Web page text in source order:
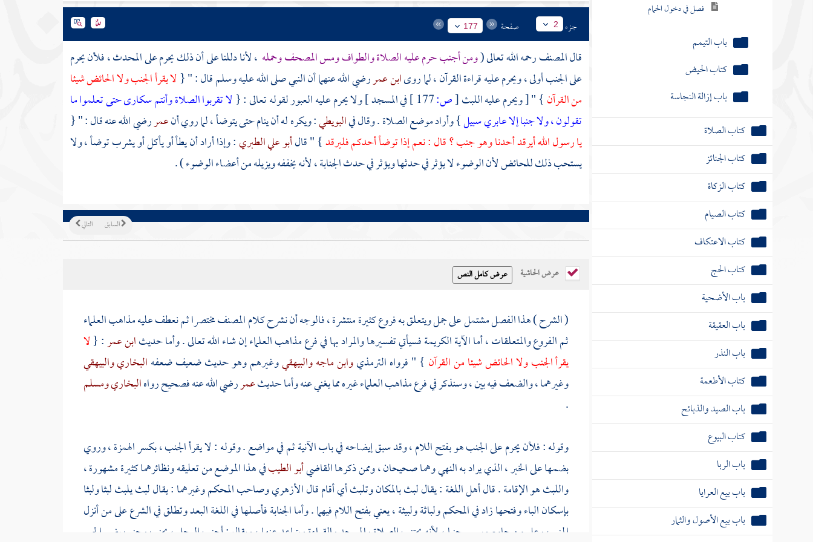
فصل في دخول الحمام
باب التيمم
كتاب الحيض
باب إزالة النجاسة
كتاب الصلاة
كتاب الجنائز
كتاب الزكاة
كتاب الصيام
كتاب الاعتكاف
كتاب الحج
باب الأضحية
باب العقيقة
باب النذر
كتاب الأطعمة
باب الصيد والذبائح
كتاب البيوع
باب الربا
باب بيع العرايا
باب بيع الأصول والثمار
جزء 2 صفحة 177
قالالمصنفرحمه الله تعالى (ومن أجنب حرم عليه الصلاة والطواف ومس المصحف وحمله ، لأنا دللنا على أن ذلك يحرم على المحدث ، فلأن يحرم
على الجنب أولى ، ويحرم عليه قراءة القرآن ، لما روىابن عمررضي الله عنهما أن النبي صلى الله عليه وسلم قال : " {لا يقرأ الجنب ولا الحائض شيئا
من القرآن} " [ ويحرم عليه اللبث[ص: في المسجد ] ولا يحرم عليه العبور لقوله تعالى : {لا تقربوا الصلاة وأنتم سكارى حتى تعلموا ما
تقولون ، ولا جنبا إلا عابري سبيل} وأراد موضع الصلاة . وقال فيالبويطي: ويكره له أن ينام حتى يتوضأ ، لما روي أنعمررضي الله عنه قال : " {
يا رسول الله أيرقد أحدنا وهو جنب ؟ قال : نعم إذا توضأ أحدكم فليرقد} " قالأبو علي الطبري: وإذا أراد أن يطأ أو يأكل أو يشرب توضأ ، ولا
يستحب ذلك للحائض لأن الوضوء لا يؤثر في حدثها ويؤثر في حدث الجنابة ، لأنه يخففه ويزيله من أعضاء الوضوء ) .
التالي السابق
عرض الحاشية
( الشرح ) هذا الفصل مشتمل على جمل ويتعلق به فروع كثيرة منتشرة ، فالوجه أن نشرح كلامالمصنفمختصرا ثم نعطف عليه مذاهب العلماء
ثم الفروع والمتعلقات ، أما الآية الكريمة فسيأتي تفسيرها والمراد بها في فرع مذاهب العلماء إن شاء الله تعالى . وأما حديثابن عمر: {لا
يقرأ الجنب ولا الحائض شيئا من القرآن } " فرواهالترمذيوابن ماجهوالبيهقيوغيرهم وهو حديث ضعيف ضعفهالبخاريوالبيهقي
وغيرهما ، والضعف فيه بين ، وسنذكر في فرع مذاهب العلماء غيره مما يغني عنه وأما حديثعمررضي الله عنه فصحيح رواهالبخاريومسلم
.
وقوله : فلأن يحرم على الجنب هو بفتح اللام ، وقد سبق إيضاحه في باب الآنية ثم في مواضع . وقوله : لا يقرأ الجنب ، بكسر الهمزة ، وروي
بضمها على الخبر ، الذي يراد به النهي وهما صحيحان ، وممن ذكرها القاضيأبو الطيبفي هذا الموضع من تعليقه ونظائرهما كثيرة مشهورة ،
واللبث هو الإقامة . قال أهل اللغة : يقال لبث بالمكان وتلبث أي أقام قالالأزهريوصاحب المحكم وغيرهما : يقال لبث يلبث لبثا ولبثا
بإسكان الباء وفتحها زاد في المحكم ولباثة ولبيثة ، يعني بفتح اللام فيهما . وأما الجنابة فأصلها في اللغة البعد وتطلق في الشرع على من أنزل
المني ، وعلى من جامع وسمي جنبا ، لأنه يجتنب الصلاة والمسجد والقراءة ويتباعد عنها ، ويقال : أجنب الرجل ، يجنب وجنب بضم الجيم